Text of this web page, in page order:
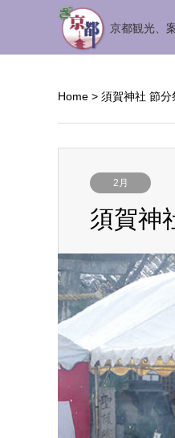
京都観光、
Home > 須賀神社 節分
2月
須賀神